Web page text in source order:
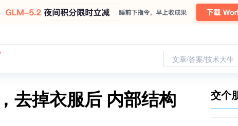
文章/答案/技术大牛
去掉衣服后 内部结构
交个